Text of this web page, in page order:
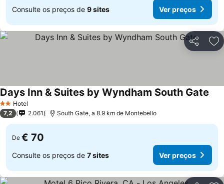
Consulte os preços de 9 sites Ver preços
Partilhar
2 Estrelas
Hotel
Days Inn & Suites by Wyndham South Gate
7,2 2.061 South Gate, a 8.9 km de Montebello
De € 70
Consulte os preços de 7 sites Ver preços